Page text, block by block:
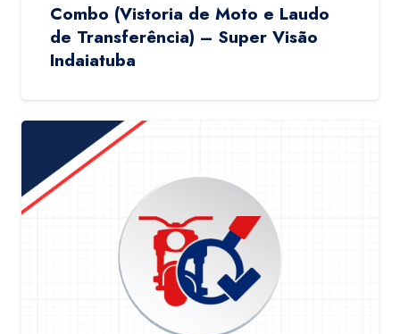
Combo (Vistoria de Moto e Laudo
de Transferência) – Super Visão
Indaiatuba